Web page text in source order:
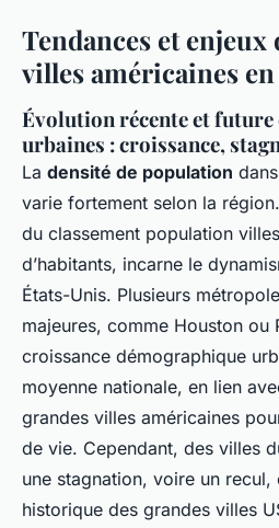
Tendances et enjeux
villes américaines en
Évolution récente et
urbaines : croissance,
La densité de population
varie fortement selon la
du classement population
d’habitants, incarne le
États-Unis. Plusieurs
majeures, comme Houston ou
croissance démographique
moyenne nationale, en lien
grandes villes américaines
de vie. Cependant, des villes
une stagnation, voire un recul,
historique des grandes villes